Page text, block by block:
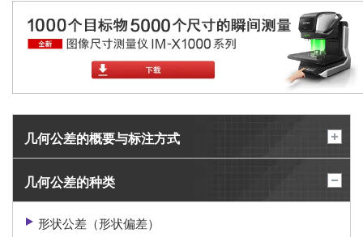
几何公差的概要与标注方式
几何公差的种类
形状公差（形状偏差）